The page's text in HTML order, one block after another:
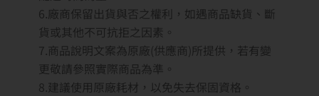
6.廠商保留出貨與否之權利，如遇商品缺貨、斷
貨或其他不可抗拒之因素。
7.商品說明文案為原廠(供應商)所提供，若有變
更敬請參照實際商品為準。
8.建議使用原廠耗材，以免失去保固資格。